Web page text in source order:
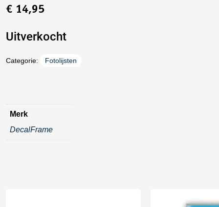
€ 14,95
Uitverkocht
Categorie: Fotolijsten
Merk
DecalFrame